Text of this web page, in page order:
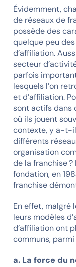
Évidemment,
de réseaux de
possède des
quelque peu
d’affiliation.
secteur
parfois
lesquels l’on
et d’affiliation.
sont actifs dans
où ils jouent
contexte, y a-t-
différents
organisation
de la franchise ?
fondation, en
franchise
En effet, malgré
leurs modèles
d’affiliation ont
communs, parmi
a. La force du